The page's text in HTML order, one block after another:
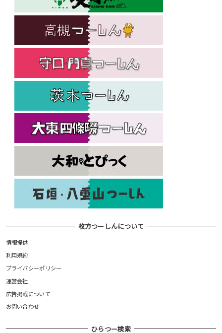
枚方つーしんについて
情報提供
利用規約
プライバシーポリシー
運営会社
広告掲載について
お問い合わせ
ひらつー検索